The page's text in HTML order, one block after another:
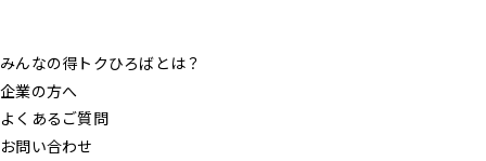
みんなの得トクひろばとは？
企業の方へ
よくあるご質問
お問い合わせ